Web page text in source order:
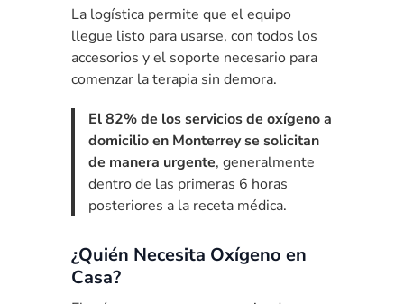
La logística permite que el equipo
llegue listo para usarse, con todos los
accesorios y el soporte necesario para
comenzar la terapia sin demora.
El 82% de los servicios de oxígeno a
domicilio en Monterrey se solicitan
de manera urgente, generalmente
dentro de las primeras 6 horas
posteriores a la receta médica.
¿Quién Necesita Oxígeno en
Casa?